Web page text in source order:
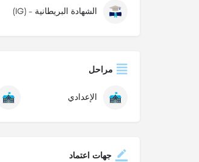
الشهادة البريطانية - (IG)
مراحل
الإعدادي
جهات اعتماد